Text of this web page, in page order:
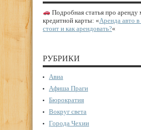
Подробная статья про аренду
кредитной карты: «Аренда авто в
стоит и как арендовать?«
РУБРИКИ
Авиа
Афиша Праги
Бюрократия
Вокруг света
Города Чехии